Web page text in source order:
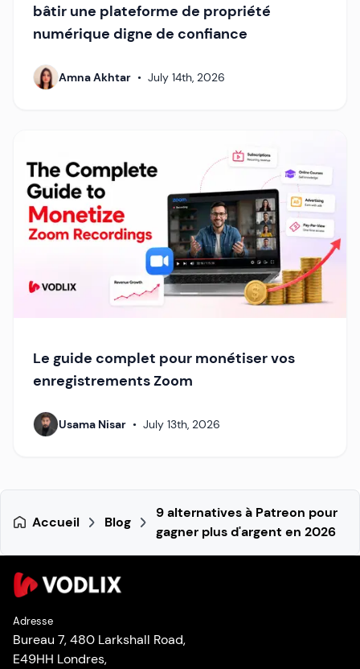
bâtir une plateforme de propriété
numérique digne de confiance
Amna Akhtar • July 14th, 2026
Le guide complet pour monétiser vos
enregistrements Zoom
Usama Nisar • July 13th, 2026
Accueil Blog
9 alternatives à Patreon pour
gagner plus d'argent en 2026
Adresse
Bureau 7, 480 Larkshall Road,
E49HH Londres,